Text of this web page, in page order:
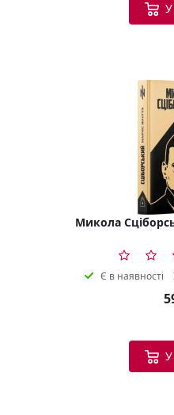
Микола
Є в наявності